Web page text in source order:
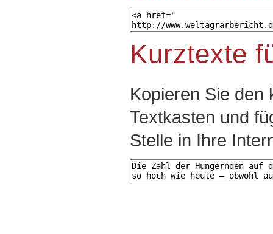
Kurztexte
Kopieren Sie den
Textkasten und
Stelle in Ihre